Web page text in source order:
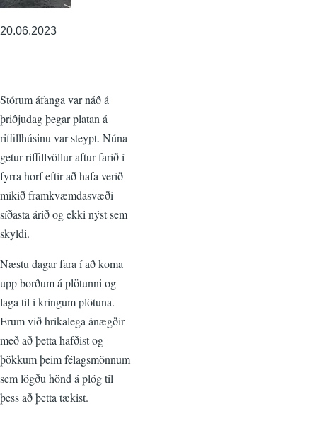
20.06.2023
Stórum áfanga var náð á
þriðjudag þegar platan á
riffillhúsinu var steypt. Núna
getur riffillvöllur aftur farið í
fyrra horf eftir að hafa verið
mikið framkvæmdasvæði
síðasta árið og ekki nýst sem
skyldi.
Næstu dagar fara í að koma
upp borðum á plötunni og
laga til í kringum plötuna.
Erum við hrikalega ánægðir
með að þetta hafðist og
þökkum þeim félagsmönnum
sem lögðu hönd á plóg til
þess að þetta tækist.